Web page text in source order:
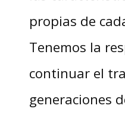
propias de
Tenemos la
continuar el
generaciones